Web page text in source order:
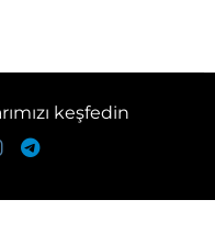
keşfedin